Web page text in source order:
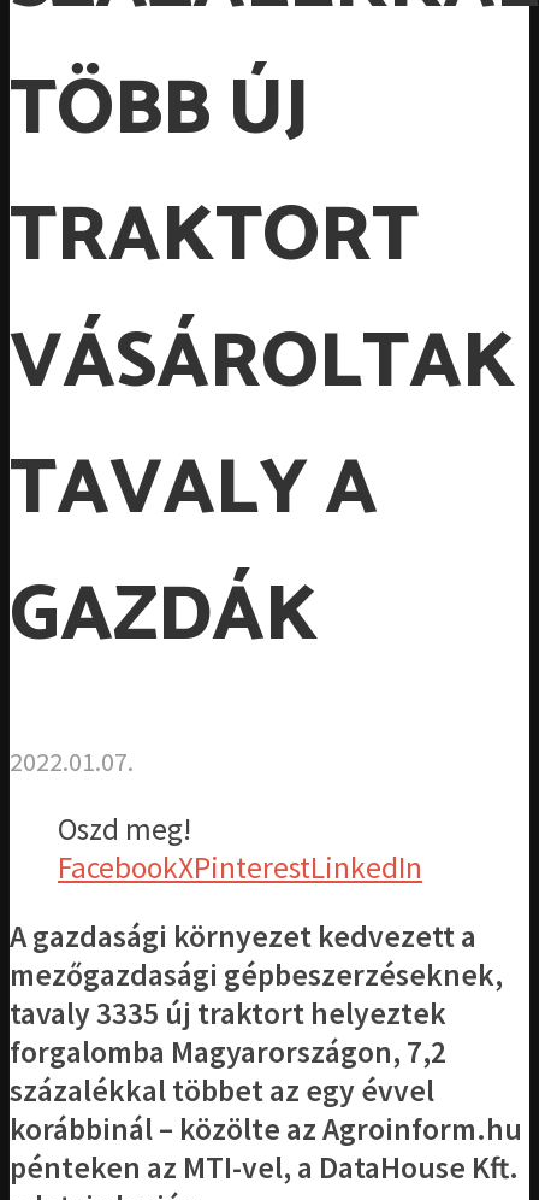
TÖBB ÚJ
TRAKTORT
VÁSÁROLTAK
TAVALY A
GAZDÁK
2022.01.07.
Oszd meg!
FacebookXPinterestLinkedIn
A gazdasági környezet kedvezett a
mezőgazdasági gépbeszerzéseknek,
tavaly 3335 új traktort helyeztek
forgalomba Magyarországon, 7,2
százalékkal többet az egy évvel
korábbinál – közölte az Agroinform.hu
pénteken az MTI-vel, a DataHouse Kft.